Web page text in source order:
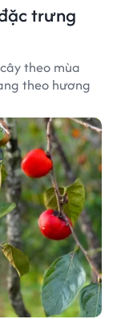
trưng
theo mùa
theo hương